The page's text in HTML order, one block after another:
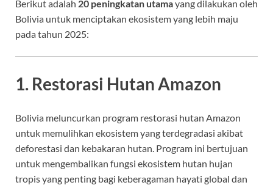
Berikut adalah 20 peningkatan utamayang dilakukan oleh
Bolivia untuk menciptakan ekosistem yang lebih maju
pada tahun 2025:
1. Restorasi Hutan Amazon
Bolivia meluncurkan program restorasi hutan Amazon
untuk memulihkan ekosistem yang terdegradasi akibat
deforestasi dan kebakaran hutan. Program ini bertujuan
untuk mengembalikan fungsi ekosistem hutan hujan
tropis yang penting bagi keberagaman hayati global dan